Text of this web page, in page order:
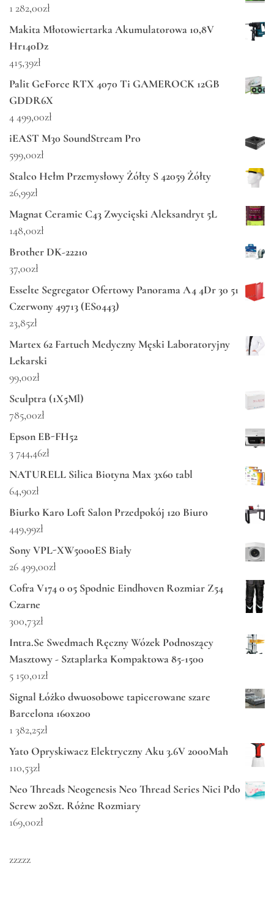
1 282,00zł
Makita Młotowiertarka Akumulatorowa 10,8V
Hr140Dz
415,39zł
Palit GeForce RTX 4070 Ti GAMEROCK 12GB
GDDR6X
4 499,00zł
iEAST M30 SoundStream Pro
599,00zł
Stalco Hełm Przemysłowy Żółty S 42059 Żółty
26,99zł
Magnat Ceramic C43 Zwycięski Aleksandryt 5L
148,00zł
Brother DK-22210
37,00zł
Esselte Segregator Ofertowy Panorama A4 4Dr 30 51
Czerwony 49713 (ES0443)
23,85zł
Martex 62 Fartuch Medyczny Męski Laboratoryjny
Lekarski
99,00zł
Sculptra (1X5Ml)
785,00zł
Epson EB-FH52
3 744,46zł
NATURELL Silica Biotyna Max 3x60 tabl
64,90zł
Biurko Karo Loft Salon Przedpokój 120 Biuro
449,99zł
Sony VPL-XW5000ES Biały
26 499,00zł
Cofra V174 0 05 Spodnie Eindhoven Rozmiar Z54
Czarne
300,73zł
Intra.Se Swedmach Ręczny Wózek Podnoszący
Masztowy - Sztaplarka Kompaktowa 85-1500
5 150,01zł
Signal Łóżko dwuosobowe tapicerowane szare
Barcelona 160x200
1 382,25zł
Yato Opryskiwacz Elektryczny Aku 3.6V 2000Mah
110,53zł
Neo Threads Neogenesis Neo Thread Series Nici Pdo
Screw 20Szt. Różne Rozmiary
169,00zł
zzzzz